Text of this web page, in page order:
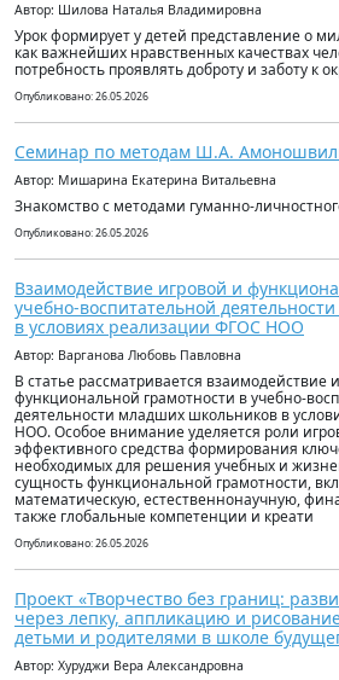
Автор: Шилова Наталья Владимировна
Урок формирует у детей представление о
как важнейших нравственных качествах
потребность проявлять доброту и заботу к
Опубликовано: 26.05.2026
Cеминар по методам Ш.А.
Автор: Мишарина Екатерина Витальевна
Знакомство с методами гуманно-
Опубликовано: 26.05.2026
Взаимодействие игровой и
учебно-воспитательной
в условиях реализации ФГОС НОО
Автор: Варганова Любовь Павловна
В статье рассматривается взаимодействие
функциональной грамотности в учебно-
деятельности младших школьников в
НОО. Особое внимание уделяется роли
эффективного средства формирования
необходимых для решения учебных и
сущность функциональной грамотности,
математическую, естественнонаучную,
также глобальные компетенции и креати
Опубликовано: 26.05.2026
Проект «Творчество без границ:
через лепку, аппликацию и
детьми и родителями в школе
Автор: Хуруджи Вера Александровна